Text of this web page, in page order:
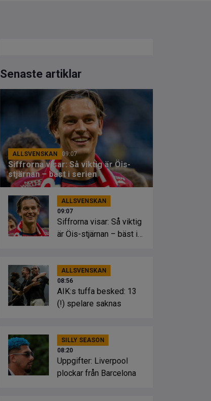
Senaste artiklar
ALLSVENSKAN 09:07
Siffrorna visar: Så viktig är Öis-
stjärnan – bäst i serien
ALLSVENSKAN
09:07
Siffrorna visar: Så viktig
är Öis-stjärnan – bäst i
ALLSVENSKAN
08:56
AIK:s tuffa besked: 13
(!) spelare saknas
SILLY SEASON
08:20
Uppgifter: Liverpool
plockar från Barcelona